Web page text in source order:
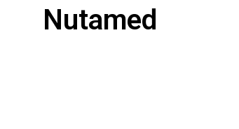
Nutamed